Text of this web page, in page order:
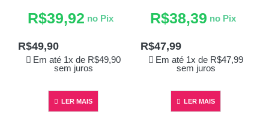
R$49,90
Em até 1x de R$49,90
sem juros
R$39,92 no Pix
LER MAIS
R$47,99
Em até 1x de R$47,99
sem juros
R$38,39 no Pix
LER MAIS